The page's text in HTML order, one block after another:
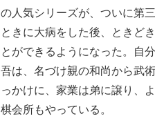
の人気シリーズが、ついに第
ときに大病をした後、ときど
とができるようになった。自
吾は、名づけ親の和尚から武
っかけに、家業は弟に譲り、
棋会所もやっている。